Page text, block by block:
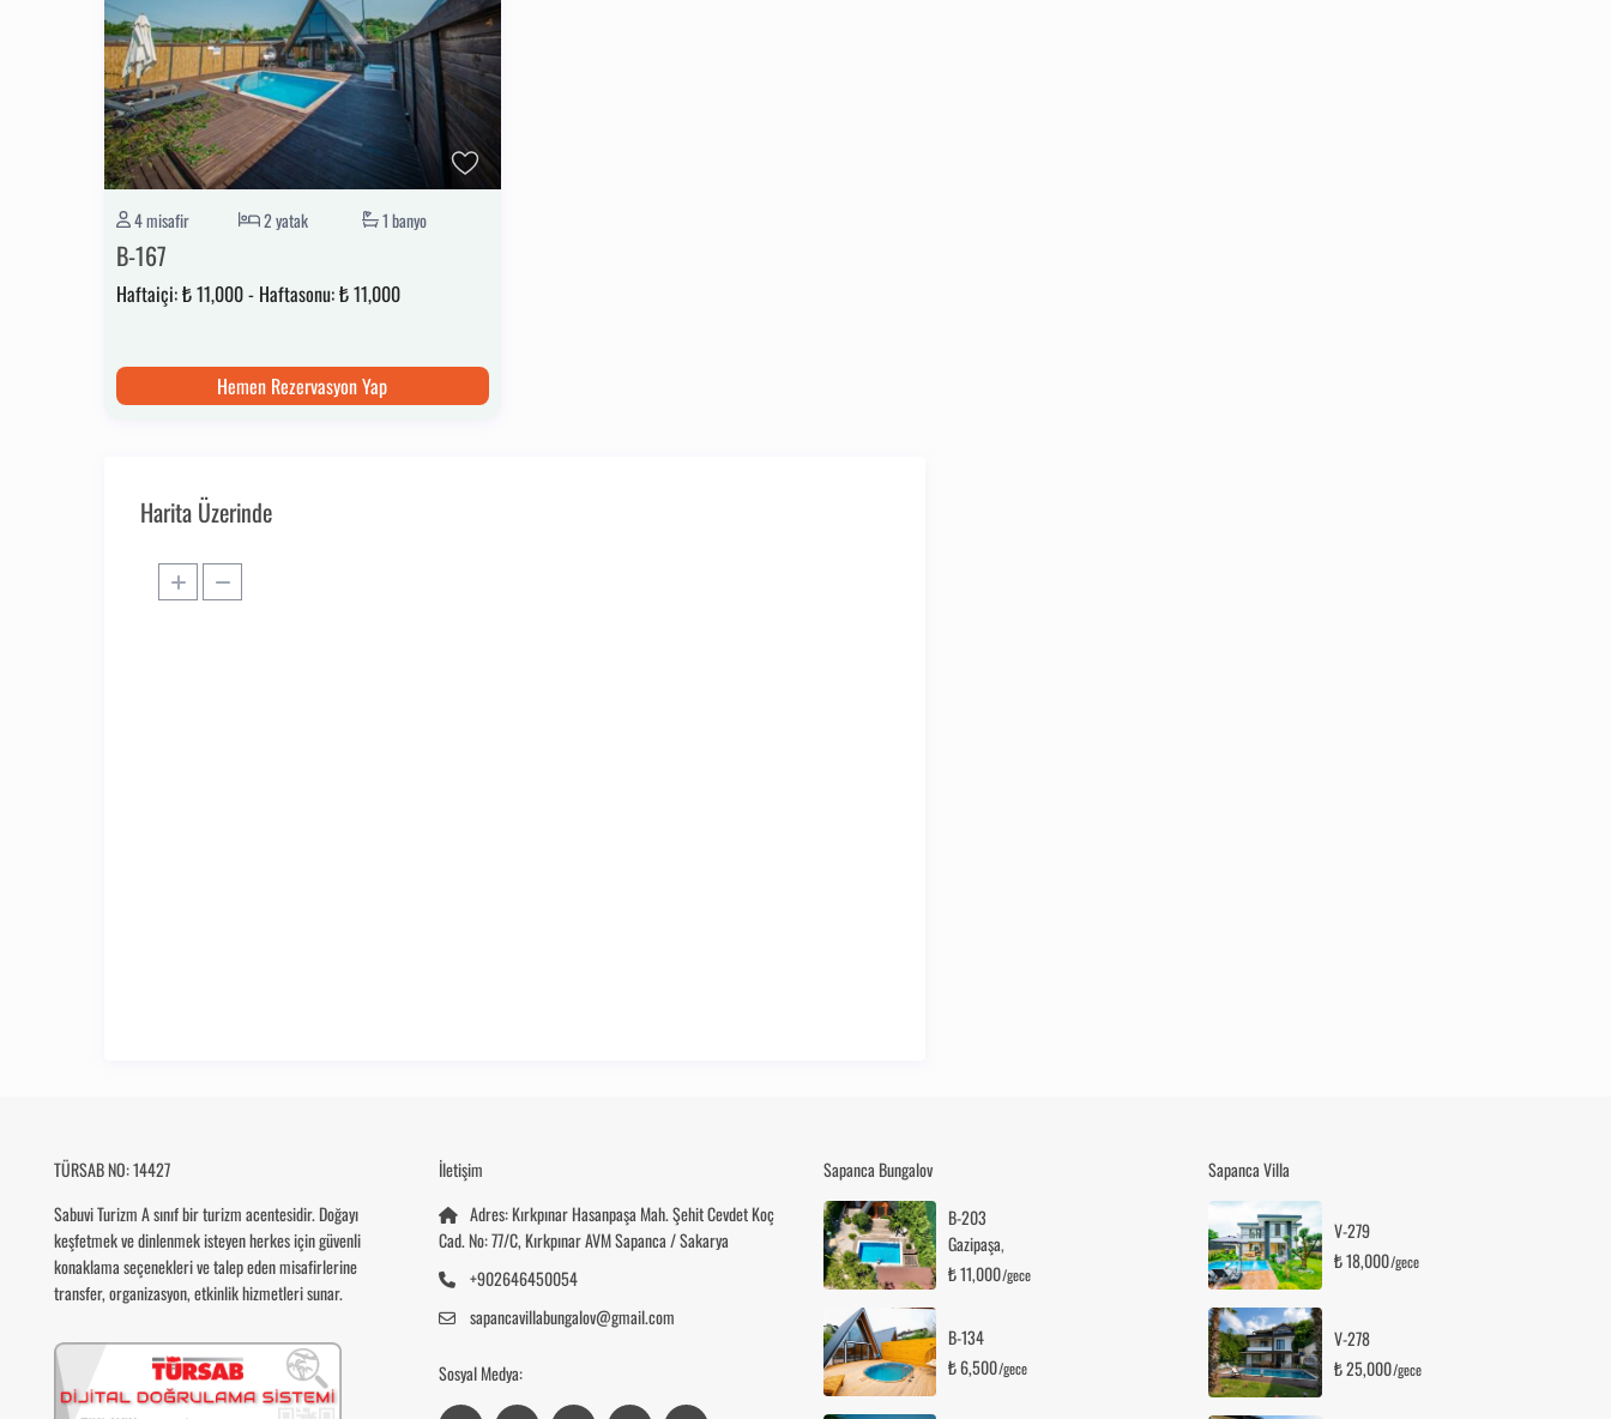
4 misafir 2 yatak 1 banyo
B-167
Haftaiçi:₺ 11,000- Haftasonu:₺ 11,000
Hemen Rezervasyon Yap
Harita Üzerinde
TÜRSAB NO: 14427
Sabuvi TurizmA sınıf bir turizm acentesidir. Doğayı
keşfetmek ve dinlenmek isteyen herkes için güvenli
konaklama seçenekleri ve talep eden misafirlerine
transfer, organizasyon, etkinlik hizmetleri sunar.
İletişim
Adres: Kırkpınar Hasanpaşa Mah. Şehit Cevdet Koç
Cad. No: 77/C, Kırkpınar AVM Sapanca / Sakarya
+902646450054
sapancavillabungalov@gmail.com
Sosyal Medya:
Sapanca Bungalov
B-203
Gazipaşa,
₺ 11,000/gece
B-134
₺ 6,500/gece
Sapanca Villa
V-279
₺ 18,000/gece
V-278
₺ 25,000/gece